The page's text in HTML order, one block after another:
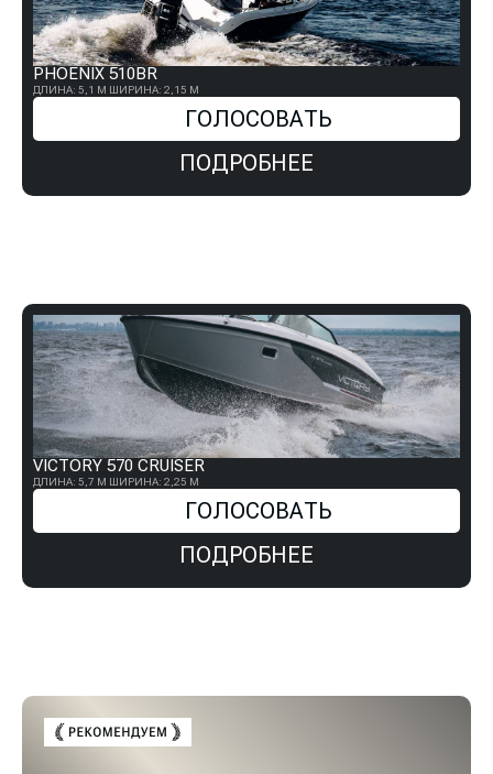
PHOENIX 510BR
ДЛИНА: 5,1 М ШИРИНА: 2,15 М
ГОЛОСОВАТЬ
ПОДРОБНЕЕ
VICTORY 570 CRUISER
ДЛИНА: 5,7 М ШИРИНА: 2,25 М
ГОЛОСОВАТЬ
ПОДРОБНЕЕ